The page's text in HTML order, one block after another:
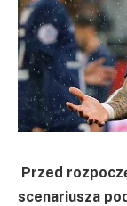
Przed
scenariusza